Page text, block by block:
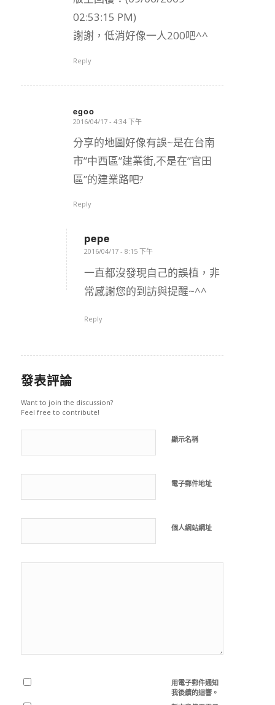
02:53:15 PM)
謝謝，低消好像一人200吧^^
Reply
egoo
says:
2016/04/17 - 4:34 下午
分享的地圖好像有誤~是在台南
市”中西區”建業街,不是在”官田
區”的建業路吧?
Reply
pepe
says:
2016/04/17 - 8:15 下午
一直都沒發現自己的誤植，非
常感謝您的到訪與提醒~^^
Reply
發表評論
Want to join the discussion?
Feel free to contribute!
顯示名稱
電子郵件地址
個人網站網址
用電子郵件通知
我後續的迴響。